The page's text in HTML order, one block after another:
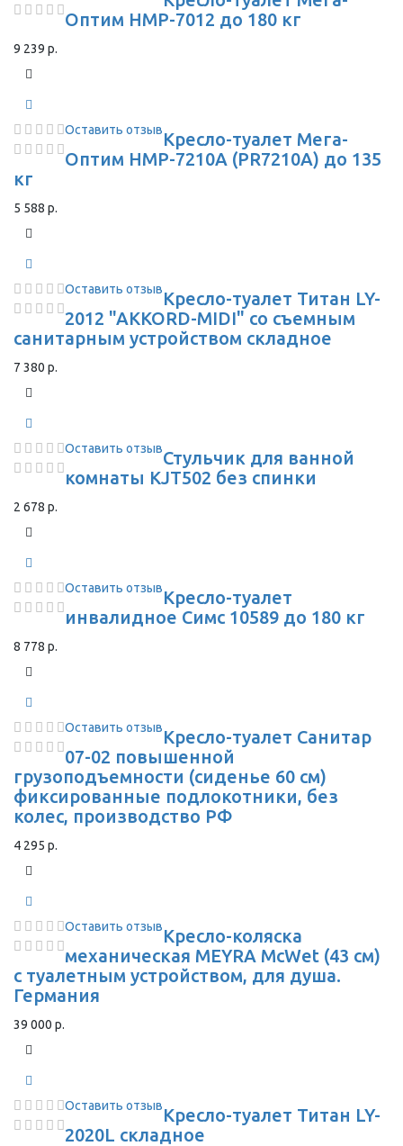
Оптим HMP-7012 до 180 кг
9 239 р.
Оставить отзывКресло-туалет Мега-
Оптим HMP-7210A (PR7210A) до 135
кг
5 588 р.
Оставить отзывКресло-туалет Титан LY-
2012 "AKKORD-MIDI" со съемным
санитарным устройством складное
7 380 р.
Оставить отзывСтульчик для ванной
комнаты KJT502 без спинки
2 678 р.
Оставить отзывКресло-туалет
инвалидное Симс 10589 до 180 кг
8 778 р.
Оставить отзывКресло-туалет Санитар
07-02 повышенной
грузоподъемности (сиденье 60 см)
фиксированные подлокотники, без
колес, производство РФ
4 295 р.
Оставить отзывКресло-коляска
механическая MEYRA McWet (43 см)
с туалетным устройством, для душа.
Германия
39 000 р.
Оставить отзывКресло-туалет Титан LY-
2020L складное